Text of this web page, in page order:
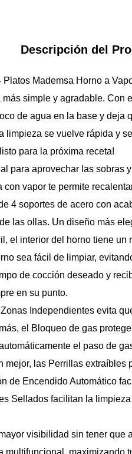
Descripción del
Mademsa Horno a
simple y agradable. Con
de agua en la base y deja
limpieza se vuelve rápida y
para la próxima receta!
para aprovechar las sobras
vapor te permite
4 soportes de acero con
las ollas. Un diseño más
el interior del horno tiene un
sea fácil de limpiar,
de cocción deseado y
en su punto.
Independientes evita
el Bloqueo de gas
el paso de
mejor, las Perrillas extraíbles
de Encendido Automático
Sellados facilitan la
visibilidad sin tener que